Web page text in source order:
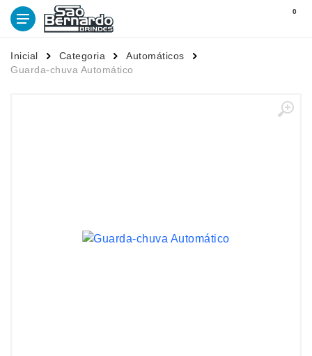
0
Inicial Categoria
Automáticos
Guarda-chuva Automático